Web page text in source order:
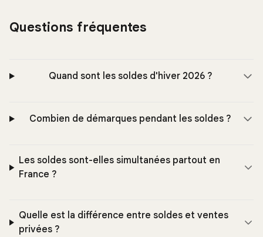
Questions fréquentes
Quand sont les soldes d'hiver 2026 ?
Combien de démarques pendant les soldes ?
Les soldes sont-elles simultanées partout en
France ?
Quelle est la différence entre soldes et ventes
privées ?